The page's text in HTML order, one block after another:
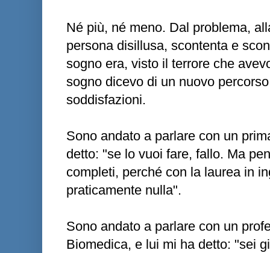
Né più, né meno. Dal problema,
persona disillusa, scontenta e
sogno era, visto il terrore che
sogno dicevo di un nuovo
soddisfazioni.
Sono andato a parlare con un
detto: "se lo vuoi fare, fallo. Ma
completi, perché con la laurea in
praticamente nulla".
Sono andato a parlare con un
Biomedica, e lui mi ha detto: "sei